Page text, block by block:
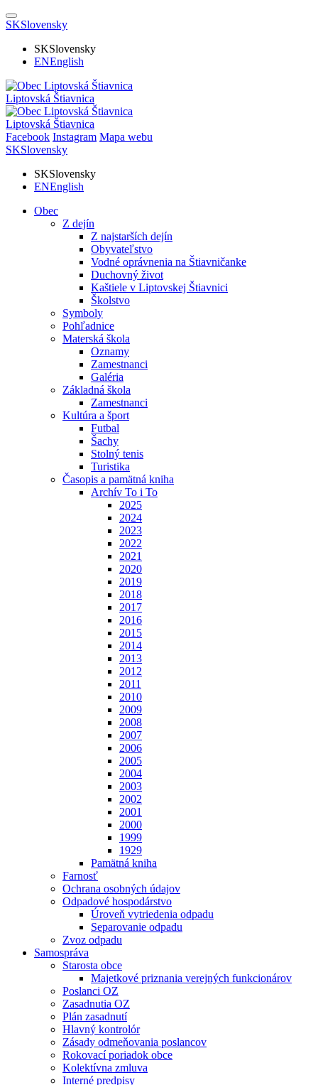
SKSlovensky
SKSlovensky
ENEnglish
Liptovská Štiavnica
Liptovská Štiavnica
Facebook Instagram Mapa webu
SKSlovensky
SKSlovensky
ENEnglish
Obec
Z dejín
Z najstarších dejín
Obyvateľstvo
Vodné oprávnenia na Štiavničanke
Duchovný život
Kaštiele v Liptovskej Štiavnici
Školstvo
Symboly
Pohľadnice
Materská škola
Oznamy
Zamestnanci
Galéria
Základná škola
Zamestnanci
Kultúra a šport
Futbal
Šachy
Stolný tenis
Turistika
Časopis a pamätná kniha
Archív To i To
2025
2024
2023
2022
2021
2020
2019
2018
2017
2016
2015
2014
2013
2012
2011
2010
2009
2008
2007
2006
2005
2004
2003
2002
2001
2000
1999
1929
Pamätná kniha
Farnosť
Ochrana osobných údajov
Odpadové hospodárstvo
Úroveň vytriedenia odpadu
Separovanie odpadu
Zvoz odpadu
Samospráva
Starosta obce
Majetkové priznania verejných funkcionárov
Poslanci OZ
Zasadnutia OZ
Plán zasadnutí
Hlavný kontrolór
Zásady odmeňovania poslancov
Rokovací poriadok obce
Kolektívna zmluva
Interné predpisy